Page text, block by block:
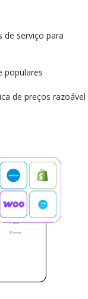
de serviço para
populares
de preços razoável